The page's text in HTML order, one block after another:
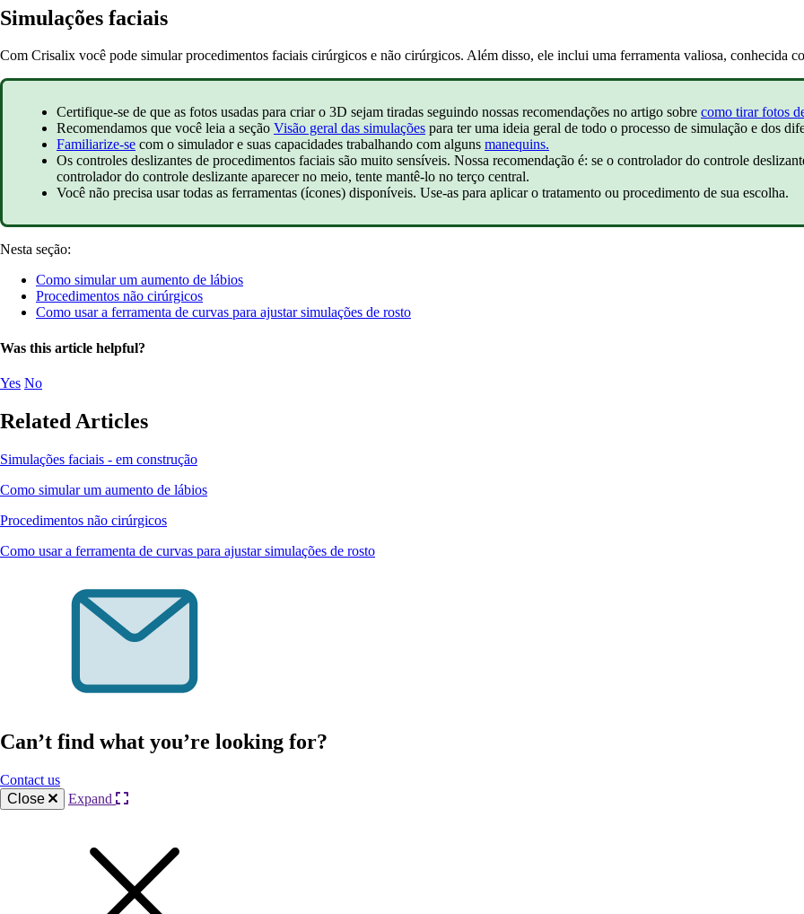
Simulações faciais
Com Crisalix você pode simular procedimentos faciais cirúrgicos e não cirúrgicos. Além disso, ele inclui uma ferramenta valiosa, conhecida
Certifique-se de que as fotos usadas para criar o 3D sejam tiradas seguindo nossas recomendações no artigo sobre como tirar fotos
Recomendamos que você leia a seção Visão geral das simulações para ter uma ideia geral de todo o processo de simulação e dos
Familiarize-se com o simulador e suas capacidades trabalhando com alguns manequins.
Os controles deslizantes de procedimentos faciais são muito sensíveis. Nossa recomendação é: se o controlador do controle
controlador do controle deslizante aparecer no meio, tente mantê-lo no terço central.
Você não precisa usar todas as ferramentas (ícones) disponíveis. Use-as para aplicar o tratamento ou procedimento de sua escolha.
Nesta seção:
Como simular um aumento de lábios
Procedimentos não cirúrgicos
Como usar a ferramenta de curvas para ajustar simulações de rosto
Was this article helpful?
Yes No
Related Articles
Simulações faciais - em construção
Como simular um aumento de lábios
Procedimentos não cirúrgicos
Como usar a ferramenta de curvas para ajustar simulações de rosto
Can’t find what you’re looking for?
Contact us
Close
Expand